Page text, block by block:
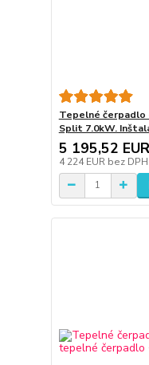
Tepelné čerpadlo
Split 7.0kW.
5 195,52 EUR
4 224 EUR bez DPH